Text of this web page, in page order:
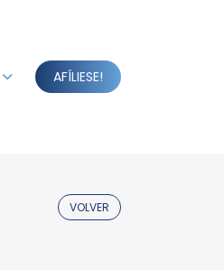
AFÍLIESE!
VOLVER